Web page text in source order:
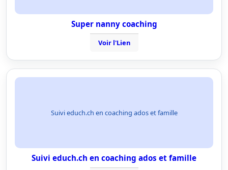
Super nanny coaching
Voir l'Lien
Suivi educh.ch en coaching ados et famille
Suivi educh.ch en coaching ados et famille